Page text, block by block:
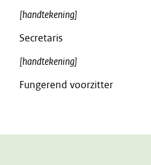
[handtekening]
Secretaris
[handtekening]
Fungerend voorzitter